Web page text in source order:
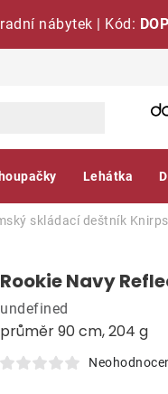
nábytek | Kód:
Lehátka
skládací deštník Knirps
Rookie Navy
průměr 90 cm, 204 g
undefined